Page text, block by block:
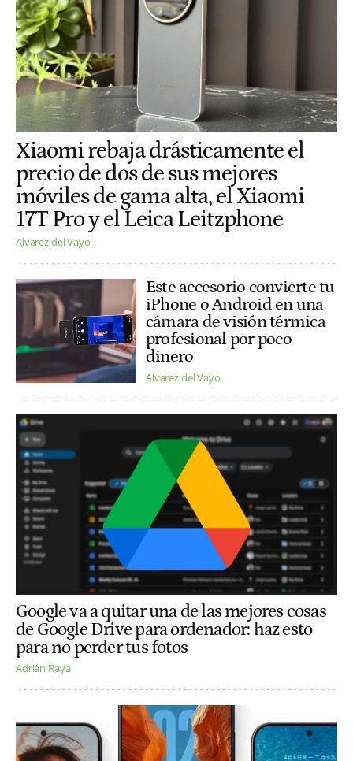
Xiaomi rebaja drásticamente el
precio de dos de sus mejores
móviles de gama alta, el Xiaomi
17T Pro y el Leica Leitzphone
Alvarez del Vayo
Este accesorio convierte tu
iPhone o Android en una
cámara de visión térmica
profesional por poco
dinero
Alvarez del Vayo
Google va a quitar una de las mejores cosas
de Google Drive para ordenador: haz esto
para no perder tus fotos
Adrián Raya